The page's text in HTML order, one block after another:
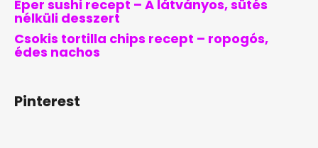
Eper sushi recept – A látványos, sütés
nélküli desszert
Csokis tortilla chips recept – ropogós,
édes nachos
Pinterest